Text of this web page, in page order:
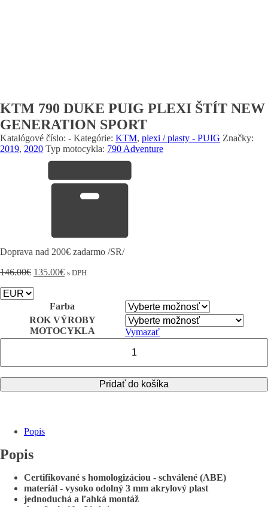
KTM 790 DUKE PUIG PLEXI ŠTÍT NEW
GENERATION SPORT
Katalógové číslo: - Kategórie: KTM, plexi / plasty - PUIG Značky:
2019, 2020 Typ motocykla: 790 Adventure
Doprava nad 200€ zadarmo /SR/
146.00€ Pôvodná
146.00€.
135.00€Aktuálna
135.00€.
s DPH
Farba
ROK VÝROBY
MOTOCYKLA
Vymazať
790
DUKE
GENERATION
Pridať do košíka
Popis
Popis
Certifikované s homologizáciou - schválené (ABE)
materiál - vysoko odolný 3 mm akrylový plast
jednoduchá a ľahká montáž